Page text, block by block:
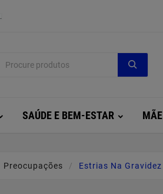
SAÚDE E BEM-ESTAR
Preocupações Estrias Na Gravidez